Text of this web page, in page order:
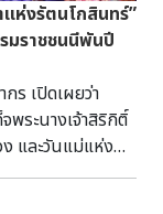
ห่งรัตนโกสินทร์”
มราชชนนีพันปี
เปิดเผยว่า
พระนางเจ้าสิริกิติ์
และวันแม่แห่ง
รรม “รากนครา
ณาธิคุณสมเด็จ